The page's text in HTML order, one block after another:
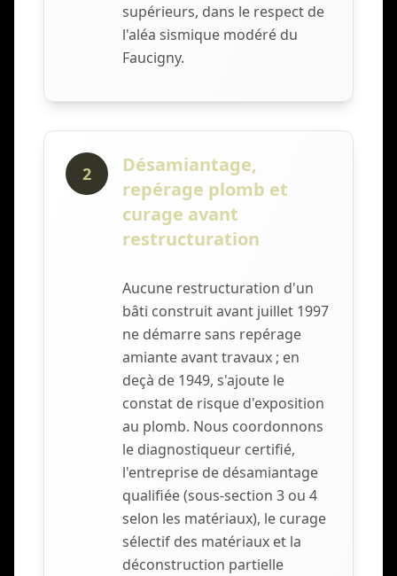
supérieurs, dans le respect de
l'aléa sismique modéré du
Faucigny.
2
Désamiantage,
repérage plomb et
curage avant
restructuration
Aucune restructuration d'un
bâti construit avant juillet 1997
ne démarre sans repérage
amiante avant travaux ; en
deçà de 1949, s'ajoute le
constat de risque d'exposition
au plomb. Nous coordonnons
le diagnostiqueur certifié,
l'entreprise de désamiantage
qualifiée (sous-section 3 ou 4
selon les matériaux), le curage
sélectif des matériaux et la
déconstruction partielle